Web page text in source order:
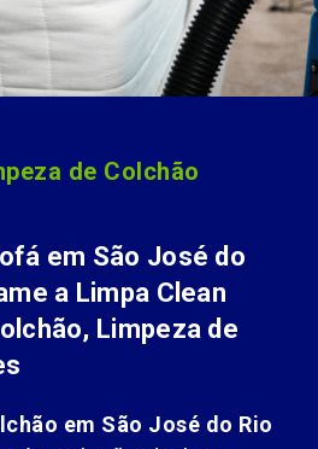
de Colchão
em São José do
a Limpa Clean
Limpeza de
em São José do Rio